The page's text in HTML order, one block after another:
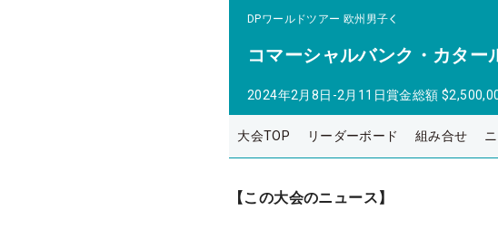
DPワールドツアー 欧州男子
コマーシャルバンク・カター
2024年2月8日-2月11日賞金総額
大会TOP リーダーボード 組み合せ
【この大会のニュース】